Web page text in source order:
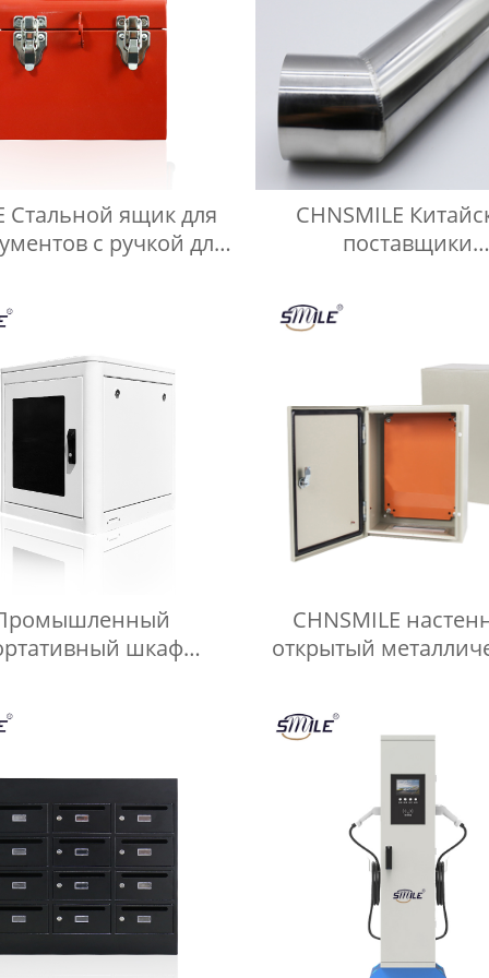
Стальной ящик для
с ручкой для
CHNSMILE
поставщики
обслуживание
листового
сварочные
шкаф
CHNSMILE
открытый